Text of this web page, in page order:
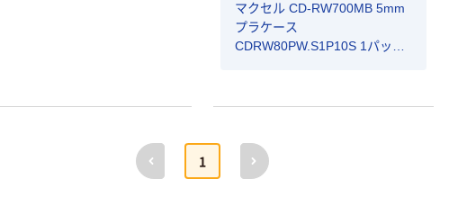
マクセル CD-RW700MB 5mm
プラケース
CDRW80PW.S1P10S 1パック
前へ
1
次へ
Google Pixel 9a
台
カゴへ
新着
Yubico YubiKey
￥11,152